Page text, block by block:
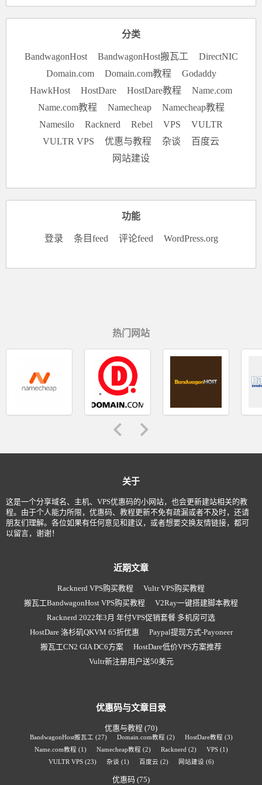
分类
BandwagonHost BandwagonHost搬瓦工
DirectNIC
Domain.com
Domain.com教程
Godaddy
HawkHost
HostDare HostDare教程
Name.com
Name.com教程
Namecheap
Namecheap教程
Namesilo
Racknerd Rebel VPS
VULTR
VULTR VPS
优惠与教程 杂谈
百度云
网站建设
功能
登录 条目feed 评论feed WordPress.org
热门网站
关于
这是一个分享域名、主机、VPS优惠码的小网站，也会更新建站相关的教
程。由于个人能力所限，优惠码、教程更新不免有疏漏或者不及时，还请
朋友们理解。各位如果有任何意见和建议，或者想要交换友情链接，都可
以留言，谢谢！
近期文章
Racknerd VPS购买教程
Vultr VPS购买教程
搬瓦工BandwagonHost VPS购买教程
V2Ray一键搭建脚本教程
Racknerd 2022年3月 年付VPS促销套餐 多机房可选
HostDare 洛杉矶QKVM 65折优惠
Paypal提现方式-Payoneer
搬瓦工CN2 GIA DC6方案
HostDare低价VPS方案推荐
Vultr新注册用户送50美元
优惠码与文章目录
优惠与教程 (70)
BandwagonHost搬瓦工 (27) Domain.com教程 (2) HostDare教程 (3)
Name.com教程 (1) Namecheap教程 (2) Racknerd (2) VPS(1)
VULTR VPS(23) 杂谈 (1) 百度云 (2) 网站建设 (6)
优惠码 (75)